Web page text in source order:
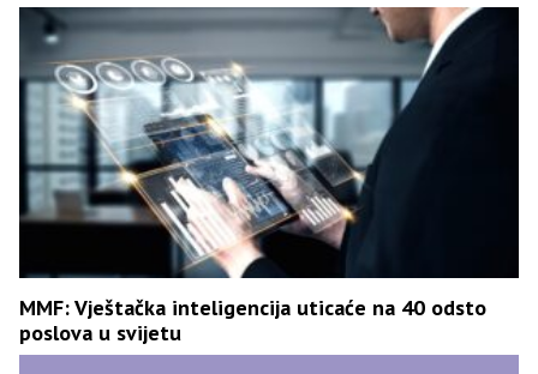
MMF: Vještačka inteligencija uticaće na 40 odsto
poslova u svijetu